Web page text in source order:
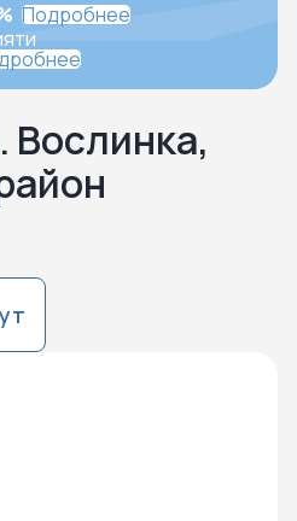
Подробнее
карту
в любую точку на карте